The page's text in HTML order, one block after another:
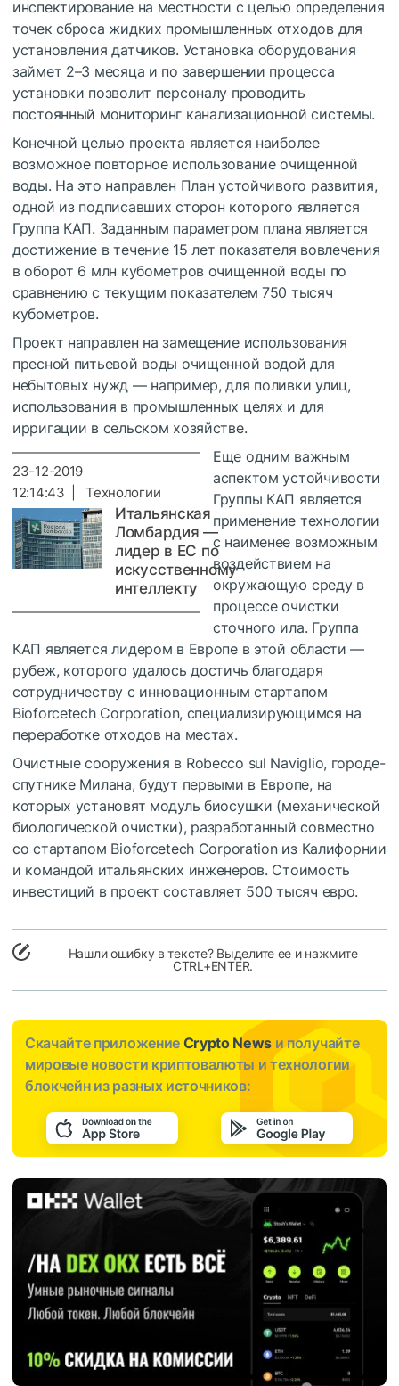
инспектирование на местности с целью определения
точек сброса жидких промышленных отходов для
установления датчиков. Установка оборудования
займет 2–3 месяца и по завершении процесса
установки позволит персоналу проводить
постоянный мониторинг канализационной системы.
Конечной целью проекта является наиболее
возможное повторное использование очищенной
воды. На это направлен План устойчивого развития,
одной из подписавших сторон которого является
Группа КАП. Заданным параметром плана является
достижение в течение 15 лет показателя вовлечения
в оборот 6 млн кубометров очищенной воды по
сравнению с текущим показателем 750 тысяч
кубометров.
Проект направлен на замещение использования
пресной питьевой воды очищенной водой для
небытовых нужд — например, для поливки улиц,
использования в промышленных целях и для
ирригации в сельском хозяйстве.
23-12-2019
12:14:43 | Технологии
Итальянская
Ломбардия —
лидер в ЕС по
искусственному
интеллекту
Еще одним важным
аспектом устойчивости
Группы КАП является
применение технологии
с наименее возможным
воздействием на
окружающую среду в
процессе очистки
сточного ила. Группа
КАП является лидером в Европе в этой области —
рубеж, которого удалось достичь благодаря
сотрудничеству с инновационным стартапом
Bioforcetech Corporation, специализирующимся на
переработке отходов на местах.
Очистные сооружения в Robecco sul Naviglio, городе-
спутнике Милана, будут первыми в Европе, на
которых установят модуль биосушки (механической
биологической очистки), разработанный совместно
со стартапом Bioforcetech Corporation из Калифорнии
и командой итальянских инженеров. Стоимость
инвестиций в проект составляет 500 тысяч евро.
Нашли ошибку в тексте? Выделите ее и нажмите
CTRL+ENTER.
Скачайте приложение Crypto News и получайте
мировые новости криптовалюты и технологии
блокчейн из разных источников: